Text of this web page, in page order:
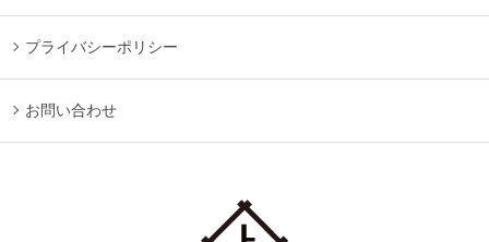
プライバシーポリシー
お問い合わせ